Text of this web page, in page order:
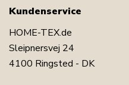
Kundenservice
HOME-TEX.de
Sleipnersvej 24
4100 Ringsted - DK